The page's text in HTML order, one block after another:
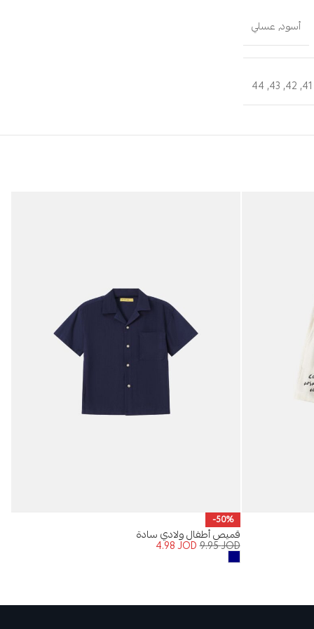
أسود, عسلي
41
,
42
,
43
,
44
-50%
قميص أطفال ولادي سادة
9.95JOD
4.98JOD